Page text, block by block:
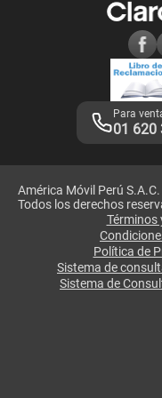
Adquirientes iPhone 6, 6S
Mensaje de Seguridad
Términos y Condiciones
Libro de Reclamaciones
Legales de marketplace
Para
01 620
América Móvil Perú
Todos los derechos
Términos
Política de
Sistema de
Sistema de